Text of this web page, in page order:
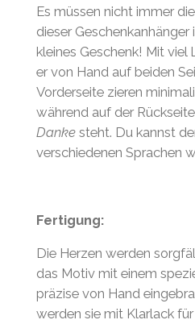
Es müssen nicht immer
dieser
kleines Geschenk! Mit
er von Hand auf beiden
Vorderseite zieren
während auf der
Dankesteht. Du kannst
verschiedenen Sprachen
Fertigung:
Die Herzen werden
das Motiv mit einem
präzise von Hand
werden sie mit Klarlack